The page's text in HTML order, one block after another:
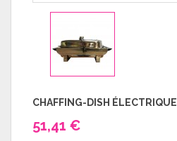
CHAFFING-DISH ÉLECTRIQUE
51,41 €